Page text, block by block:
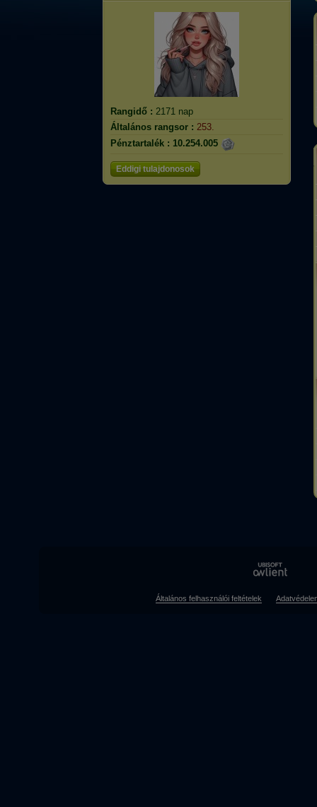
Rangidő : 2171 nap
Általános rangsor : 253.
Pénztartalék : 10.254.005
Eddigi tulajdonosok
Általános felhasználói feltételek